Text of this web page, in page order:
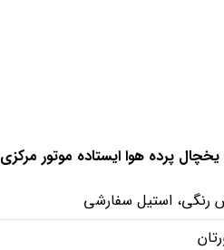
پرده هوا ایستاده موتور مرکزی
رنگی، استیل سفارشی